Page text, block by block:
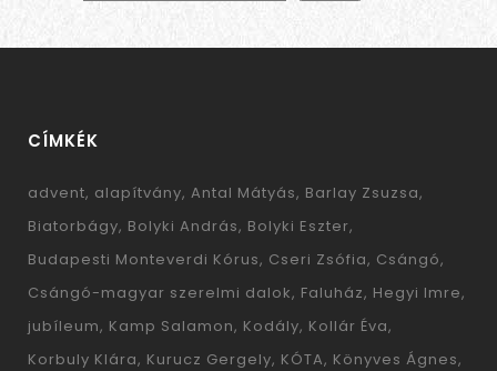
CÍMKÉK
advent alapítvány Antal Mátyás Barlay Zsuzsa
Biatorbágy Bolyki András Bolyki Eszter
Budapesti Monteverdi Kórus Cseri Zsófia Csángó
Csángó-magyar szerelmi dalok Faluház Hegyi Imre
jubíleum Kamp Salamon Kodály Kollár Éva
Korbuly Klára Kurucz Gergely KÓTA Könyves Ágnes